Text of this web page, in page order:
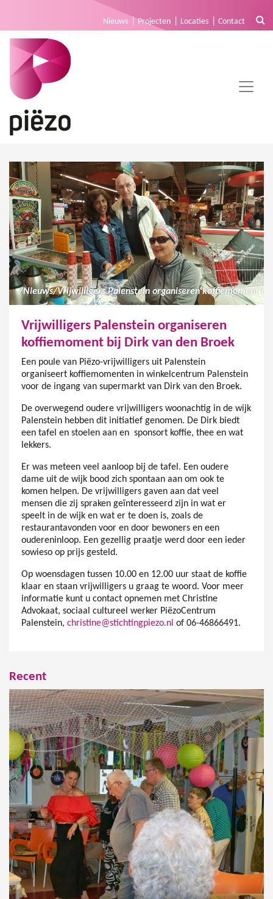
Nieuws Projecten Locaties Contact
/Nieuws/
Vrijwilligers Palenstein organiseren
koffiemoment bij Dirk van den Broek
Een poule van Piëzo-vrijwilligers uit Palenstein
organiseert koffiemomenten in winkelcentrum Palenstein
voor de ingang van supermarkt van Dirk van den Broek.
De overwegend oudere vrijwilligers woonachtig in de wijk
Palenstein hebben dit initiatief genomen. De Dirk biedt
een tafel en stoelen aan en sponsort koffie, thee en wat
lekkers.
Er was meteen veel aanloop bij de tafel. Een oudere
dame uit de wijk bood zich spontaan aan om ook te
komen helpen. De vrijwilligers gaven aan dat veel
mensen die zij spraken geïnteresseerd zijn in wat er
speelt in de wijk en wat er te doen is, zoals de
restaurantavonden voor en door bewoners en een
oudereninloop. Een gezellig praatje werd door een ieder
sowieso op prijs gesteld.
Op woensdagen tussen 10.00 en 12.00 uur staat de koffie
klaar en staan vrijwilligers u graag te woord. Voor meer
informatie kunt u contact opnemen met Christine
Advokaat, sociaal cultureel werker PiëzoCentrum
Palenstein, christine@stichtingpiezo.nl of 06-46866491.
Recent